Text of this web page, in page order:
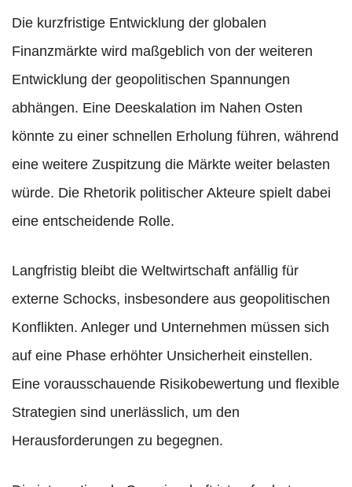
Die kurzfristige Entwicklung der globalen
Finanzmärkte wird maßgeblich von der weiteren
Entwicklung der geopolitischen Spannungen
abhängen. Eine Deeskalation im Nahen Osten
könnte zu einer schnellen Erholung führen, während
eine weitere Zuspitzung die Märkte weiter belasten
würde. Die Rhetorik politischer Akteure spielt dabei
eine entscheidende Rolle.
Langfristig bleibt die Weltwirtschaft anfällig für
externe Schocks, insbesondere aus geopolitischen
Konflikten. Anleger und Unternehmen müssen sich
auf eine Phase erhöhter Unsicherheit einstellen.
Eine vorausschauende Risikobewertung und flexible
Strategien sind unerlässlich, um den
Herausforderungen zu begegnen.